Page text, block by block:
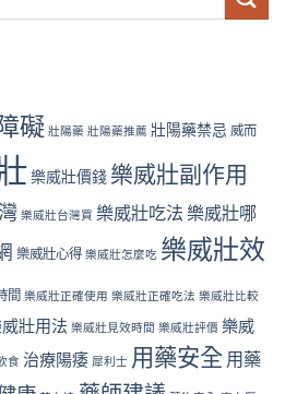
礙 壯陽藥 壯陽藥推薦 壯陽藥禁忌 威而
樂威壯價錢 樂威壯副作用
樂威壯台灣買 樂威壯吃法 樂威壯哪
樂威壯心得 樂威壯怎麼吃 樂威壯效
間 樂威壯正確使用 樂威壯正確吃法 樂威壯比較
壯用法 樂威壯見效時間 樂威壯評價 樂威
食 治療陽痿 犀利士 用藥安全 用藥